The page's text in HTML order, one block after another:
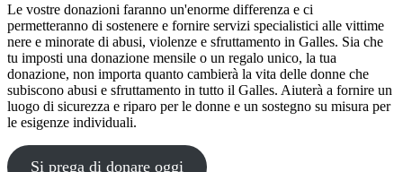
Le vostre donazioni faranno un'enorme differenza e ci
permetteranno di sostenere e fornire servizi specialistici alle vittime
nere e minorate di abusi, violenze e sfruttamento in Galles. Sia che
tu imposti una donazione mensile o un regalo unico, la tua
donazione, non importa quanto cambierà la vita delle donne che
subiscono abusi e sfruttamento in tutto il Galles. Aiuterà a fornire un
luogo di sicurezza e riparo per le donne e un sostegno su misura per
le esigenze individuali.
Si prega di donare oggi